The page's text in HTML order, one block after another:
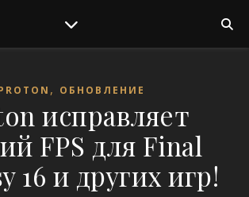
, ОБНОВЛЕНИЕ
исправляет
FPS для Final
16 и других игр!